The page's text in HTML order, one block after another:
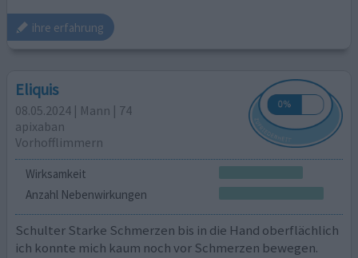
ihre erfahrung
Eliquis
08.05.2024 | Mann | 74
apixaban
Vorhofflimmern
Wirksamkeit
Anzahl Nebenwirkungen
Schulter Starke Schmerzen bis in die Hand oberflächlich
ich konnte mich kaum noch vor Schmerzen bewegen.